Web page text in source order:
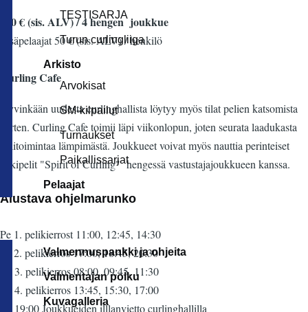
TESTISARJA
Turun curlingliiga
Arkisto
Arvokisat
SM-kilpailut
Turnaukset
Paikallissarjat
Pelaajat
Valmennuspankki ja ohjeita
Valmentajan polku
Kuvagalleria
460 € (sis. ALV) / 4 hengen joukkue
Lisäpelaajat 50 € (sis. ALV) / henkilö
Curling Cafe
Hyvinkään uudesta curlinghallista löytyy myös tilat pelien katsomista
varten. Curling Cafe toimii läpi viikonlopun, joten seurata laadukasta
pelitoimintaa lämpimästä. Joukkueet voivat myös nauttia perinteiset
jälkipelit "Spirit of Curling" hengessä vastustajajoukkueen kanssa.
Alustava ohjelmarunko
Pe 1. pelikierrost 11:00, 12:45, 14:30
Pe 2. pelikierros 17:00, 18:45, 20:30
La 3. pelikierros 08:00, 09:45, 11:30
La 4. pelikierros 13:45, 15:30, 17:00
La 19:00 Joukkueiden illlanvietto curlinghallilla